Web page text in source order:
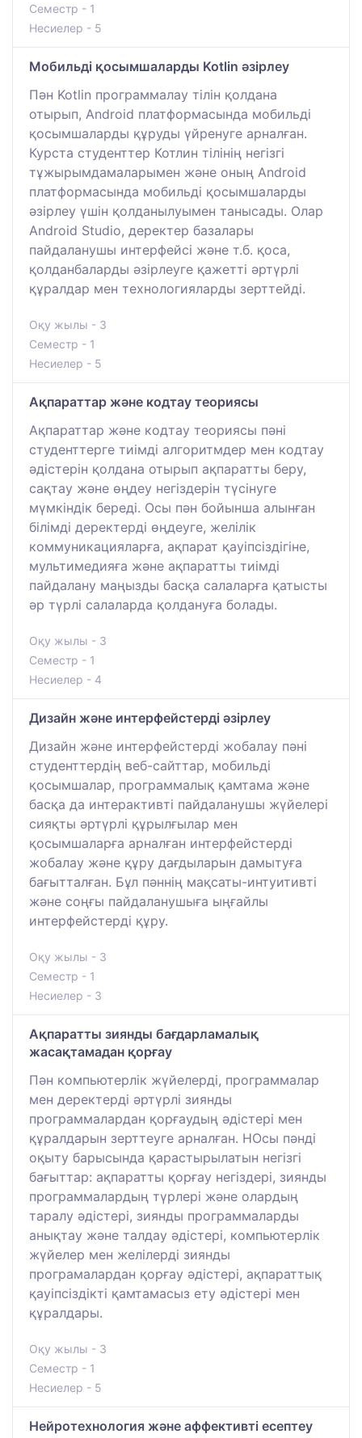
Семестр - 1
Несиелер - 5
Мобильді қосымшаларды Kotlin әзірлеу
Пән Kotlin программалау тілін қолдана
отырып, Android платформасында мобильді
қосымшаларды құруды үйренуге арналған.
Курста студенттер Котлин тілінің негізгі
тұжырымдамаларымен және оның Android
платформасында мобильді қосымшаларды
әзірлеу үшін қолданылуымен танысады. Олар
Android Studio, деректер базалары
пайдаланушы интерфейсі және т.б. қоса,
қолданбаларды әзірлеуге қажетті әртүрлі
құралдар мен технологияларды зерттейді.
Оқу жылы - 3
Семестр - 1
Несиелер - 5
Ақпараттар және кодтау теориясы
Ақпараттар және кодтау теориясы пәні
студенттерге тиімді алгоритмдер мен кодтау
әдістерін қолдана отырып ақпаратты беру,
сақтау және өңдеу негіздерін түсінуге
мүмкіндік береді. Осы пән бойынша алынған
білімді деректерді өңдеуге, желілік
коммуникацияларға, ақпарат қауіпсіздігіне,
мультимедияға және ақпаратты тиімді
пайдалану маңызды басқа салаларға қатысты
әр түрлі салаларда қолдануға болады.
Оқу жылы - 3
Семестр - 1
Несиелер - 4
Дизайн және интерфейстерді әзірлеу
Дизайн және интерфейстерді жобалау пәні
студенттердің веб-сайттар, мобильді
қосымшалар, программалық қамтама және
басқа да интерактивті пайдаланушы жүйелері
сияқты әртүрлі құрылғылар мен
қосымшаларға арналған интерфейстерді
жобалау және құру дағдыларын дамытуға
бағытталған. Бұл пәннің мақсаты-интуитивті
және соңғы пайдаланушыға ыңғайлы
интерфейстерді құру.
Оқу жылы - 3
Семестр - 1
Несиелер - 3
Ақпаратты зиянды бағдарламалық
жасақтамадан қорғау
Пән компьютерлік жүйелерді, программалар
мен деректерді әртүрлі зиянды
программалардан қорғаудың әдістері мен
құралдарын зерттеуге арналған. НОсы пәнді
оқыту барысында қарастырылатын негізгі
бағыттар: ақпаратты қорғау негіздері, зиянды
программалардың түрлері және олардың
таралу әдістері, зиянды программаларды
анықтау және талдау әдістері, компьютерлік
жүйелер мен желілерді зиянды
програмалардан қорғау әдістері, ақпараттық
қауіпсіздікті қамтамасыз ету әдістері мен
құралдары.
Оқу жылы - 3
Семестр - 1
Несиелер - 5
Нейротехнология және аффективті есептеу